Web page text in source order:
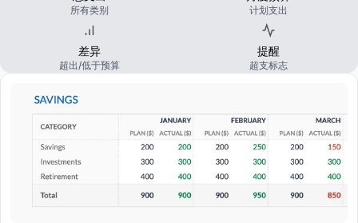
所有类别 计划支出
差异
超出/低于预算
提醒
超支标志